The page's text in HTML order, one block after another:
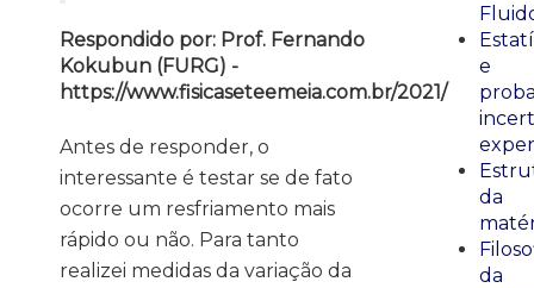
Respondido por: Prof. Fernando
Kokubun (FURG) -
https://www.fisicaseteemeia.com.br/2021/
Antes de responder, o
interessante é testar se de fato
ocorre um resfriamento mais
rápido ou não. Para tanto
realizei medidas da variação da
e
da
da